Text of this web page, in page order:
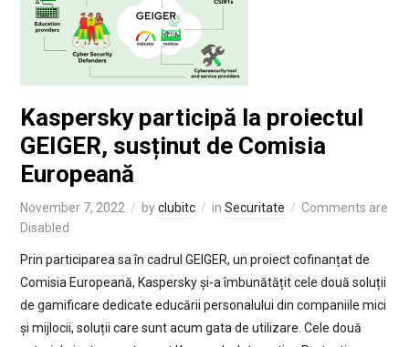
Kaspersky participă la proiectul
GEIGER, susținut de Comisia
Europeană
November 7, 2022 byclubitc in Securitate
Comments are
Disabled
Prin participarea sa în cadrul GEIGER, un proiect cofinanțat de
Comisia Europeană, Kaspersky și-a îmbunătățit cele două soluții
de gamificare dedicate educării personalului din companiile mici
și mijlocii, soluții care sunt acum gata de utilizare. Cele două